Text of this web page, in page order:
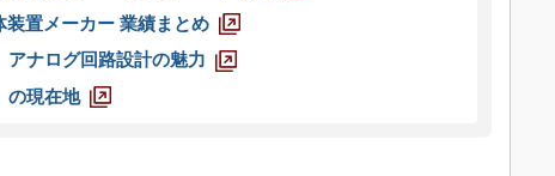
装置メーカー 業績まとめ
アナログ回路設計の魅力
の現在地